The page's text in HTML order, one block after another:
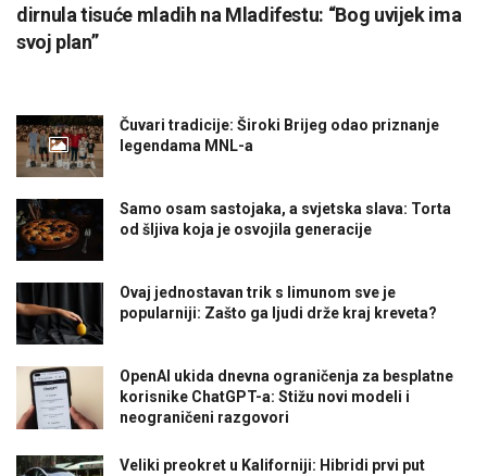
dirnula tisuće mladih na Mladifestu: “Bog uvijek ima
svoj plan”
Čuvari tradicije: Široki Brijeg odao priznanje
legendama MNL-a
Samo osam sastojaka, a svjetska slava: Torta
od šljiva koja je osvojila generacije
Ovaj jednostavan trik s limunom sve je
popularniji: Zašto ga ljudi drže kraj kreveta?
OpenAI ukida dnevna ograničenja za besplatne
korisnike ChatGPT-a: Stižu novi modeli i
neograničeni razgovori
Veliki preokret u Kaliforniji: Hibridi prvi put